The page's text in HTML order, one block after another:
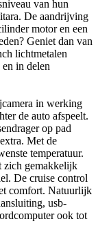
van hun
De aandrijving
motor en een
Geniet dan van
lichtmetalen
in delen
in werking
de auto afspeelt.
op pad
Met de
temperatuur.
zich gemakkelijk
De cruise control
comfort. Natuurlijk
usb-
ook tot